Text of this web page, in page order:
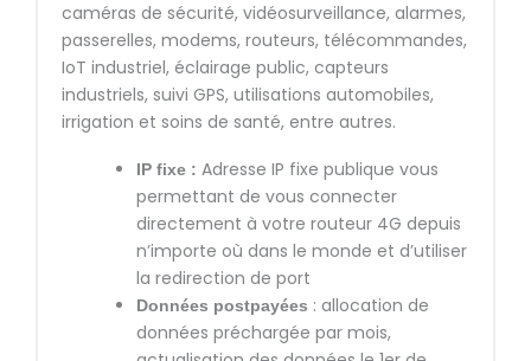
caméras de sécurité, vidéosurveillance, alarmes,
passerelles, modems, routeurs, télécommandes,
IoT industriel, éclairage public, capteurs
industriels, suivi GPS, utilisations automobiles,
irrigation et soins de santé, entre autres.
IP fixe : Adresse IP fixe publique vous
permettant de vous connecter
directement à votre routeur 4G depuis
n’importe où dans le monde et d’utiliser
la redirection de port
Données postpayées : allocation de
données préchargée par mois,